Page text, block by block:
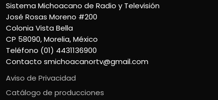
Sistema Michoacano de Radio y Televisión
José Rosas Moreno #200
Colonia Vista Bella
CP 58090, Morelia, México
Teléfono (01) 4431136900
Contacto smichoacanortv@gmail.com
Aviso de Privacidad
Catálogo de producciones